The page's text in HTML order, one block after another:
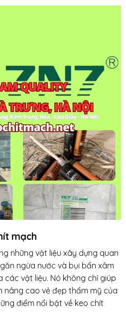
mạch
những vật liệu xây dựng quan
ngừa nước và bụi bẩn xâm
các vật liệu. Nó không chỉ giúp
nâng cao vẻ đẹp thẩm mỹ của
điểm nổi bật về keo chít